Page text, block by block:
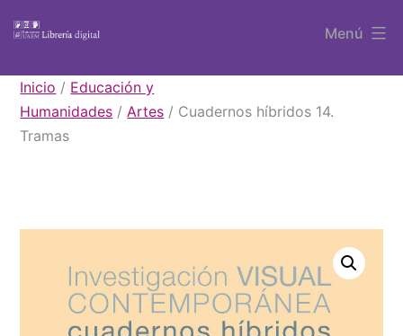
contenido
Libros
UAEM
Menú
Inicio / Educación y
Humanidades /Artes / Cuadernos híbridos 14.
Tramas